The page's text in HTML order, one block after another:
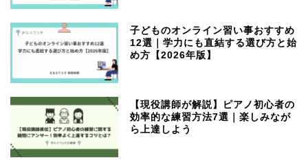
子どものオンライン習い事おすすめ
12選｜学力にも直結する選び方と始
め方【2026年版】
【現役講師が解説】ピアノ初心者の
効率的な練習方法7選｜楽しみなが
ら上達しよう